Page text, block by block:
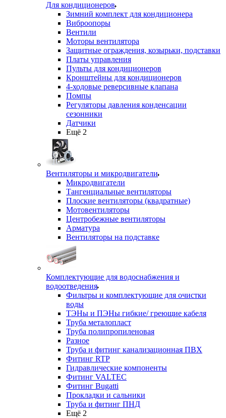
Для кондиционеров
Зимний комплект для кондиционера
Виброопоры
Вентили
Моторы вентилятора
Защитные ограждения, козырьки, подставки
Платы управления
Пульты для кондиционеров
Кронштейны для кондиционеров
4-ходовые реверсивные клапана
Помпы
Регуляторы давления конденсации
сезонники
Датчики
Ещё 2
Вентиляторы и микродвигатели
Микродвигатели
Тангенциальные вентиляторы
Плоские вентиляторы (квадратные)
Мотовентиляторы
Центробежные вентиляторы
Арматура
Вентиляторы на подставке
Комплектующие для водоснабжения и
водоотведения
Фильтры и комплектующие для очистки
воды
ТЭНы и ПЭНы гибкие/ греющие кабеля
Труба металопласт
Труба полипропиленовая
Разное
Труба и фитинг канализационная ПВХ
Фитинг RTP
Гидравлические компоненты
Фитинг VALTEC
Фитинг Bugatti
Прокладки и сальники
Труба и фитинг ПНД
Ещё 2